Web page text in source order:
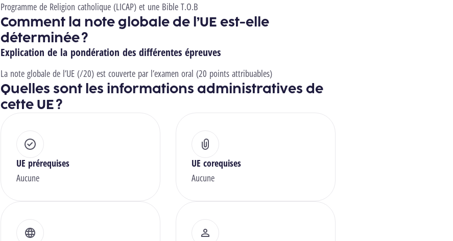
Programme de Religion catholique (LICAP) et une Bible T.O.B
Comment la note globale de l’UE est-elle
déterminée ?
Explication de la pondération des différentes épreuves
La note globale de l’UE (/20) est couverte par l’examen oral (20 points attribuables)
Quelles sont les informations administratives de
cette UE ?
UE prérequises
Aucune
UE corequises
Aucune